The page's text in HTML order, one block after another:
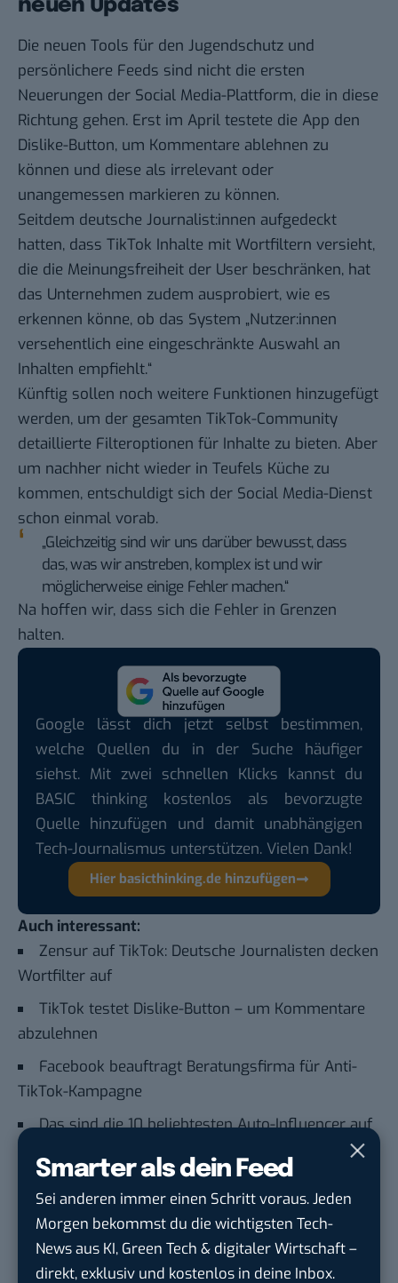
Smarter als dein Feed
Sei anderen immer einen Schritt voraus. Jeden
Morgen bekommst du die wichtigsten Tech-
News aus KI, Green Tech & digitaler Wirtschaft –
direkt, exklusiv und kostenlos in deine Inbox.
neuen Updates
Die neuen Tools für den Jugendschutz und
persönlichere Feeds sind nicht die ersten
Neuerungen der Social Media-Plattform, die in diese
Richtung gehen. Erst im April testete die App den
Dislike-Button, um Kommentare ablehnen zu
können und diese als irrelevant oder
unangemessen markieren zu können.
Seitdem deutsche Journalist:innen aufgedeckt
hatten, dass TikTok Inhalte mit Wortfiltern versieht,
die die Meinungsfreiheit der User beschränken, hat
das Unternehmen zudem ausprobiert, wie es
erkennen könne, ob das System „Nutzer:innen
versehentlich eine eingeschränkte Auswahl an
Inhalten empfiehlt.“
Künftig sollen noch weitere Funktionen hinzugefügt
werden, um der gesamten TikTok-Community
detaillierte Filteroptionen für Inhalte zu bieten. Aber
um nachher nicht wieder in Teufels Küche zu
kommen, entschuldigt sich der Social Media-Dienst
schon einmal vorab.
„Gleichzeitig sind wir uns darüber bewusst, dass
das, was wir anstreben, komplex ist und wir
möglicherweise einige Fehler machen.“
Na hoffen wir, dass sich die Fehler in Grenzen
halten.
Google lässt dich jetzt selbst bestimmen,
welche Quellen du in der Suche häufiger
siehst. Mit zwei schnellen Klicks kannst du
BASIC thinking kostenlos als bevorzugte
Quelle hinzufügen und damit unabhängigen
Tech-Journalismus unterstützen. Vielen Dank!
Hier basicthinking.de hinzufügen
Auch interessant:
Zensur auf TikTok: Deutsche Journalisten decken
Wortfilter auf
TikTok testet Dislike-Button – um Kommentare
abzulehnen
Facebook beauftragt Beratungsfirma für Anti-
TikTok-Kampagne
Das sind die 10 beliebtesten Auto-Influencer auf
Du möchtest nicht abgehängt werden, wenn es um
KI, Green Tech und die Tech-Themen von Morgen
geht? Über 12.000 smarte Leser bekommen jeden